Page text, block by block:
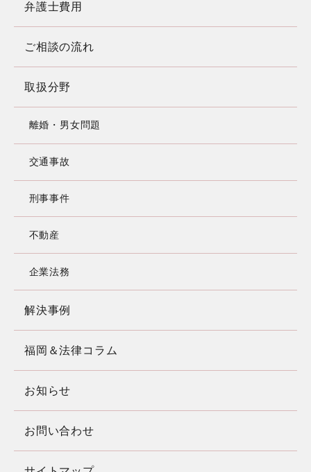
弁護士費用
ご相談の流れ
取扱分野
離婚・男女問題
交通事故
刑事事件
不動産
企業法務
解決事例
福岡＆法律コラム
お知らせ
お問い合わせ